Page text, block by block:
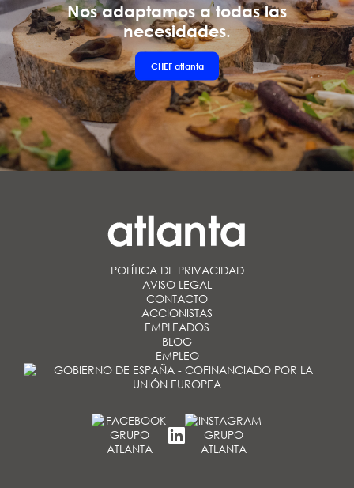
Nos adaptamos a todas las
necesidades.
CHEF atlanta
POLÍTICA DE PRIVACIDAD
AVISO LEGAL
CONTACTO
ACCIONISTAS
EMPLEADOS
BLOG
EMPLEO